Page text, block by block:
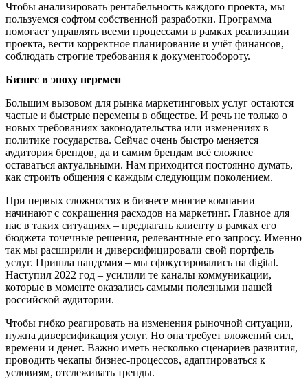
Чтобы анализировать рентабельность каждого проекта, мы
пользуемся софтом собственной разработки. Программа
помогает управлять всеми процессами в рамках реализации
проекта, вести корректное планирование и учёт финансов,
соблюдать строгие требования к документообороту.
Бизнес в эпоху перемен
Большим вызовом для рынка маркетинговых услуг остаются
частые и быстрые перемены в обществе. И речь не только о
новых требованиях законодательства или изменениях в
политике государства. Сейчас очень быстро меняется
аудитория брендов, да и самим брендам всё сложнее
оставаться актуальными. Нам приходится постоянно думать,
как строить общения с каждым следующим поколением.
При первых сложностях в бизнесе многие компании
начинают с сокращения расходов на маркетинг. Главное для
нас в таких ситуациях – предлагать клиенту в рамках его
бюджета точечные решения, релевантные его запросу. Именно
так мы расширили и диверсифицировали свой портфель
услуг. Пришла пандемия – мы сфокусировались на digital.
Наступил 2022 год – усилили те каналы коммуникации,
которые в моменте оказались самыми полезными нашей
российской аудитории.
Чтобы гибко реагировать на изменения рыночной ситуации,
нужна диверсификация услуг. Но она требует вложений сил,
времени и денег. Важно иметь несколько сценариев развития,
проводить чекапы бизнес-процессов, адаптироваться к
условиям, отслеживать тренды.